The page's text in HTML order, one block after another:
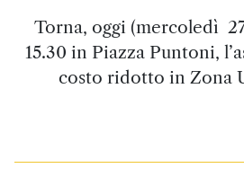
Torna, oggi (mercoledì
15.30 in Piazza Puntoni,
costo ridotto in Zona